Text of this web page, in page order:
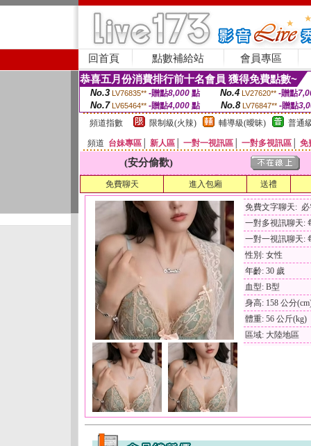
回首頁 點數補給站 會員專區
恭喜五月份消費排行前十名會員 獲得免費點數~
No.3 LV76835** -贈點8,000點 No.4 LV27620** -贈點
No.7 LV65464** -贈點4,000 點 No.8 LV76847** -贈點
頻道指數
限制級(火辣) 輔導級(曖昧) 普通
頻道 台妹專區 新人區 一對一視訊區 一對多視訊區 免
(安分偷歡)
免費聊天 進入包廂 送禮
免費文字聊天:
一對多視訊聊天:
一對一視訊聊天:
性別: 女性
年齡: 30 歲
血型: B型
身高: 158 公分
體重: 56 公斤(kg)
區域: 大陸地區